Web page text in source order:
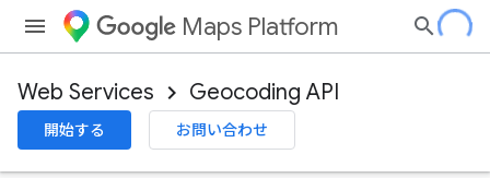
Maps Platform
Web Services Geocoding API
開始する お問い合わせ